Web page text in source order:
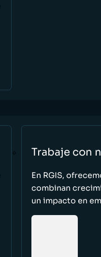
Trabaje con
En RGIS,
combinan
un impacto en